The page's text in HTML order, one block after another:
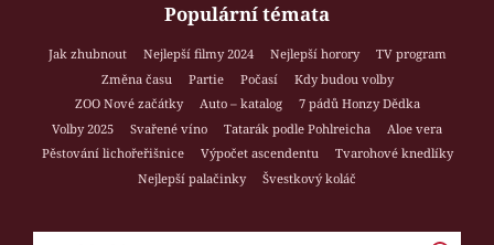
Populární témata
Jak zhubnout Nejlepší filmy 2024 Nejlepší horory
TV program
Změna času
Partie Počasí
Kdy budou volby
ZOO Nové začátky
Auto – katalog
7 pádů Honzy Dědka
Volby 2025
Svařené víno Tatarák podle Pohlreicha
Aloe vera
Pěstování lichořeřišnice
Výpočet ascendentu
Tvarohové knedlíky
Nejlepší palačinky
Švestkový koláč